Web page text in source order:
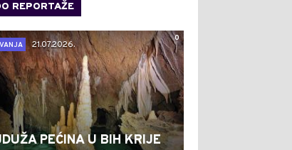
REPORTAŽE
0
21.07.2026.
PEĆINA U BIH KRIJE